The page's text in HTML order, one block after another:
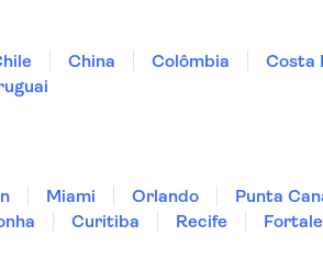
China Colômbia Costa
Miami Orlando Punta
Curitiba Recife